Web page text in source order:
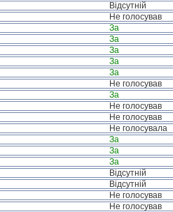
Відсутній
Не голосував
За
За
За
За
За
Не голосував
За
Не голосував
Не голосував
Не голосувала
За
За
За
Відсутній
Відсутній
Не голосував
Не голосував